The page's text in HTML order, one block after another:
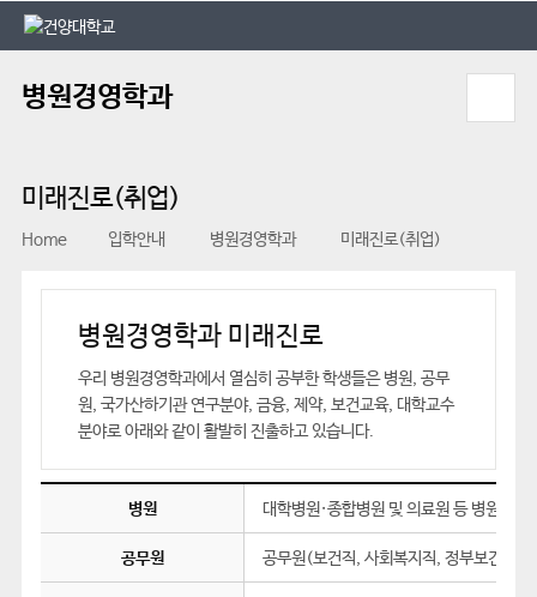
본문 바로가기
대메뉴 바로가기
병원경영학과
미래진로(취업)
Home 입학안내 병원경영학과 미래진로(취업)
병원경영학과 미래진로
우리 병원경영학과에서 열심히 공부한 학생들은 병원, 공무
원, 국가산하기관 연구분야, 금융, 제약, 보건교육, 대학교수
분야로 아래와 같이 활발히 진출하고 있습니다.
병원 대학병원·종합병원 및 의료원 등 병원의
공무원 공무원(보건직, 사회복지직, 정부보건의